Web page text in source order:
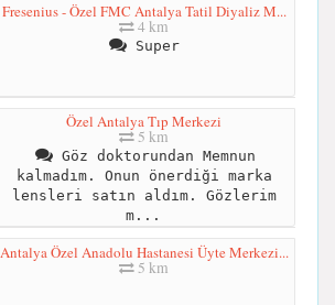
Fresenius - Özel FMC Antalya Tatil Diyaliz M...
4 km
Super
Özel Antalya Tıp Merkezi
5 km
Göz doktorundan Memnun
kalmadım. Onun önerdiği marka
lensleri satın aldım. Gözlerim
m...
Antalya Özel Anadolu Hastanesi Üyte Merkezi...
5 km